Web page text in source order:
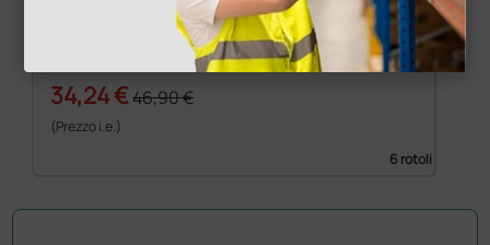
Lenzuolino 2 veli punta a punta - 59 cm × 80 m
34,24 €46,90 €
(Prezzo i.e.)
6 rotoli